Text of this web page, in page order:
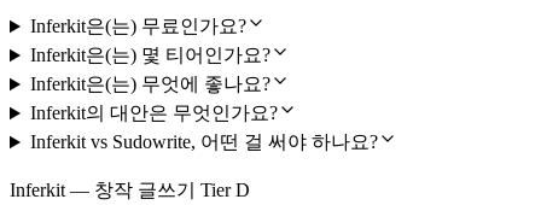
Inferkit은(는) 무료인가요?
Inferkit은(는) 몇 티어인가요?
Inferkit은(는) 무엇에 좋나요?
Inferkit의 대안은 무엇인가요?
Inferkit vs Sudowrite, 어떤 걸 써야 하나요?
Inferkit — 창작 글쓰기 Tier D